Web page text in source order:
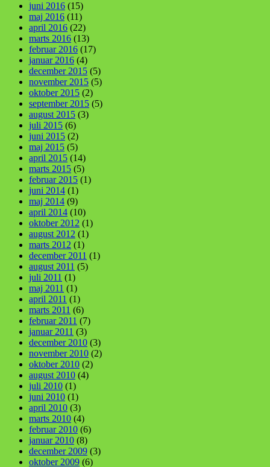
juni 2016 (15)
maj 2016 (11)
april 2016 (22)
marts 2016 (13)
februar 2016 (17)
januar 2016 (4)
december 2015 (5)
november 2015 (5)
oktober 2015 (2)
september 2015 (5)
august 2015 (3)
juli 2015 (6)
juni 2015 (2)
maj 2015 (5)
april 2015 (14)
marts 2015 (5)
februar 2015 (1)
juni 2014 (1)
maj 2014 (9)
april 2014 (10)
oktober 2012 (1)
august 2012 (1)
marts 2012 (1)
december 2011 (1)
august 2011 (5)
juli 2011 (1)
maj 2011 (1)
april 2011 (1)
marts 2011 (6)
februar 2011 (7)
januar 2011 (3)
december 2010 (3)
november 2010 (2)
oktober 2010 (2)
august 2010 (4)
juli 2010 (1)
juni 2010 (1)
april 2010 (3)
marts 2010 (4)
februar 2010 (6)
januar 2010 (8)
december 2009 (3)
oktober 2009 (6)